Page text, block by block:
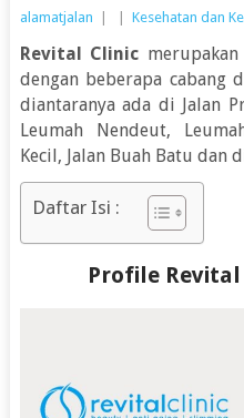
alamatjalan Kesehatan dan
Revital Clinic
dengan beberapa cabang
diantaranya ada di Jalan
Leumah Nendeut,
Kecil, Jalan Buah Batu dan
Daftar Isi :
Profile